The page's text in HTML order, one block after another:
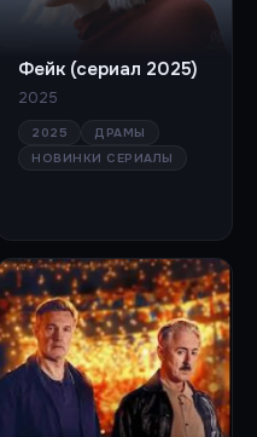
Фейк (сериал 2025)
2025
2025
ДРАМЫ
НОВИНКИ СЕРИАЛЫ